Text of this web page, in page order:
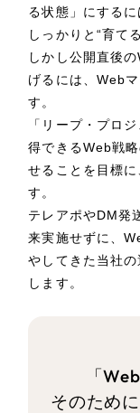
? よ
リープ
のオフライ
採
リープ
求人票作成
リープ
Pace ／
日報ツール
アウト
リー
「
その他
プライバシ
AI倫理ポリ
サイトマッ
る状態」にする
しっかりと“育て
しかし公開直後
げるには、Web
す。
「リープ・プロ
得できるWeb戦
せることを目標
す。
テレアポやDM発
来実施せずに、
やしてきた当社
します。
「
そのため